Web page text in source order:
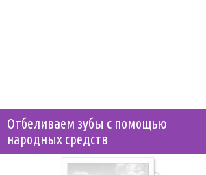
Отбеливаем зубы с помощью
народных средств